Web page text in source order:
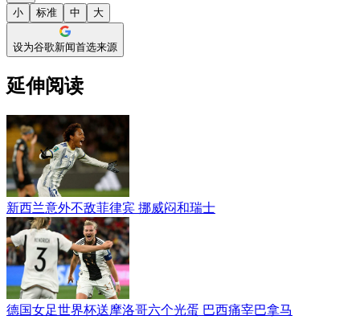
小 标准 中 大
设为谷歌新闻首选来源
延伸阅读
新西兰意外不敌菲律宾 挪威闷和瑞士
德国女足世界杯送摩洛哥六个光蛋 巴西痛宰巴拿马